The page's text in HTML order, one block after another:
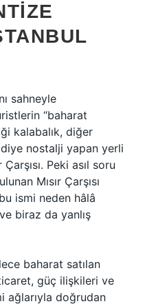
sahneyle
“baharat
kalabalık, diğer
diye nostalji yapan yerli
Peki asıl soru
Mısır Çarşısı
ismi neden hâlâ
biraz da yanlış
baharat satılan
güç ilişkileri ve
ağlarıyla doğrudan